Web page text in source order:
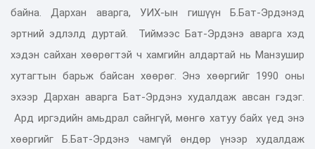
байна.
Дархан аварга, УИХ-ын гишүүн Б.Бат-Эрдэнэд
эртний эдлэлд дуртай. Тиймээс Бат-Эрдэнэ аварга хэд
хэдэн сайхан хөөрөгтэй ч хамгийн алдартай нь Манзушир
хутагтын барьж байсан хөөрөг. Энэ хөөргийг 1990 оны
эхээр Дархан аварга Бат-Эрдэнэ худалдаж авсан гэдэг.
Ард иргэдийн амьдрал сайнгүй, мөнгө хатуу байх үед энэ
хөөргийг Б.Бат-Эрдэнэ чамгүй өндөр үнээр худалдаж